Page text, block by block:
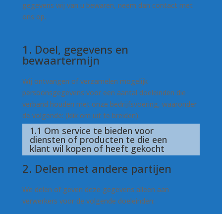
gegevens wij van u bewaren, neem dan contact met
ons op.
1. Doel, gegevens en
bewaartermijn
Wij ontvangen of verzamelen mogelijk
persoonsgegevens voor een aantal doeleinden die
verband houden met onze bedrijfsvoering, waaronder
de volgende: (klik om uit te breiden)
1.1 Om service te bieden voor
diensten of producten te die een
klant wil kopen of heeft gekocht
2. Delen met andere partijen
We delen of geven deze gegevens alleen aan
verwerkers voor de volgende doeleinden: